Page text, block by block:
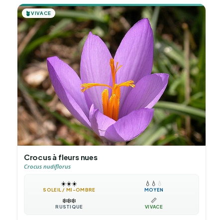
🪴VIVACE
Crocus à fleurs nues
Crocus nudiflorus
☀️☀️☀️
SOLEIL / MI-OMBRE
💧 💧 💧
MOYEN
❄️❄️❄️
RUSTIQUE
📏
VIVACE